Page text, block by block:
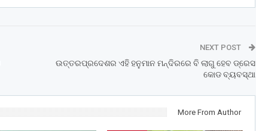
NEXT POST
ଉତ୍ତରପ୍ରଦେଶର ଏହି ହନୁମାନ ମନ୍ଦିରରେ ବି ଲାଗୁ ହେବ ଡ୍ରେସ
କୋଡ ବ୍ୟବସ୍ଥା
More From Author